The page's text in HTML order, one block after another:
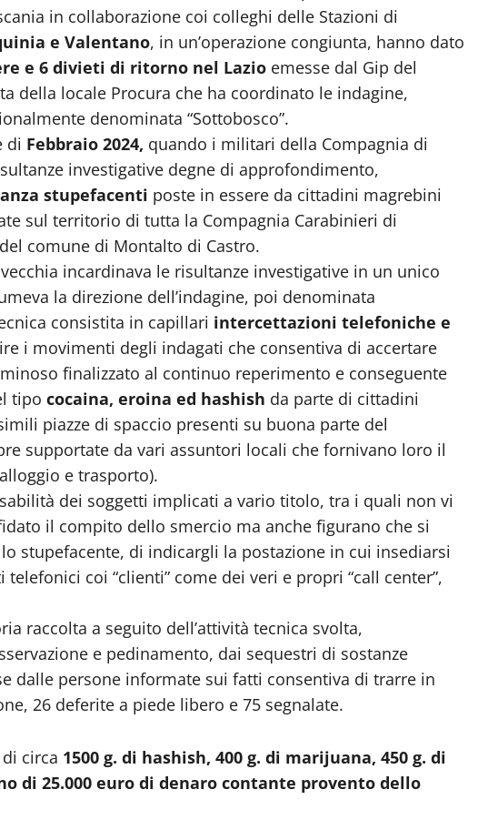
in collaborazione coi colleghi delle Stazioni di
e Valentano, in un’operazione congiunta, hanno dato
e 6 divieti di ritorno nel Lazio emesse dal Gip del
della locale Procura che ha coordinato le indagine,
denominata “Sottobosco”.
di Febbraio 2024, quando i militari della Compagnia di
investigative degne di approfondimento,
stupefacenti poste in essere da cittadini magrebini
sul territorio di tutta la Compagnia Carabinieri di
comune di Montalto di Castro.
incardinava le risultanze investigative in un unico
la direzione dell’indagine, poi denominata
consistita in capillari intercettazioni telefoniche e
i movimenti degli indagati che consentiva di accertare
finalizzato al continuo reperimento e conseguente
tipo cocaina, eroina ed hashish da parte di cittadini
piazze di spaccio presenti su buona parte del
supportate da vari assuntori locali che fornivano loro il
e trasporto).
dei soggetti implicati a vario titolo, tra i quali non vi
il compito dello smercio ma anche figurano che si
stupefacente, di indicargli la postazione in cui insediarsi
coi “clienti” come dei veri e propri “call center”,
raccolta a seguito dell’attività tecnica svolta,
e pedinamento, dai sequestri di sostanze
dalle persone informate sui fatti consentiva di trarre in
26 deferite a piede libero e 75 segnalate.
circa 1500 g. di hashish, 400 g. di marijuana, 450 g. di
di 25.000 euro di denaro contante provento dello